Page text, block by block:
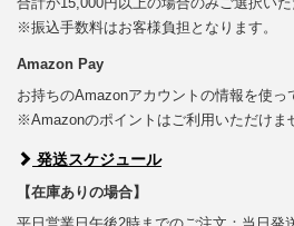
※振込手数料はお客様負担となります。
Amazon Pay
お持ちのAmazonアカウントの情報を使っ
※Amazonのポイントはご利用いただけま
発送スケジュール
【在庫ありの場合】